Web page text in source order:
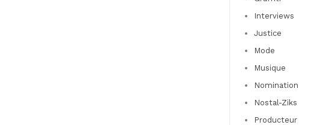
Interviews
Justice
Mode
Musique
Nomination
Nostal-Ziks
Producteur